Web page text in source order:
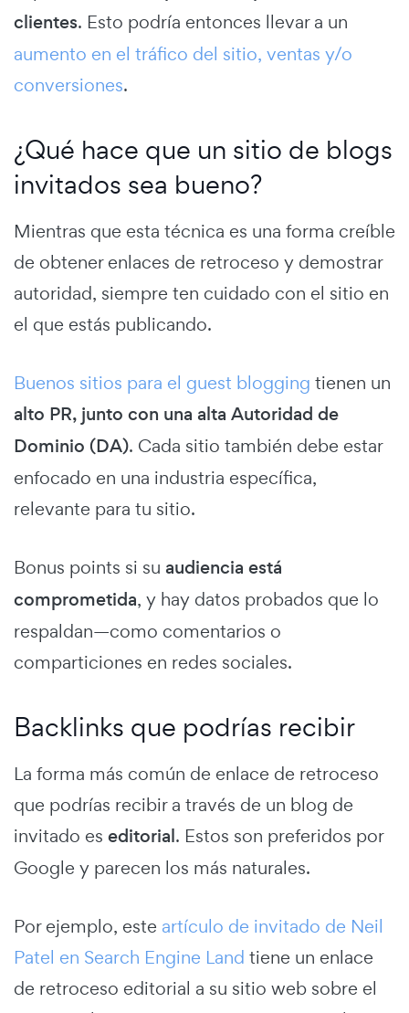
clientes. Esto podría entonces llevar a un
aumento en el tráfico del sitio, ventas y/o
conversiones.
¿Qué hace que un sitio de blogs
invitados sea bueno?
Mientras que esta técnica es una forma creíble
de obtener enlaces de retroceso y demostrar
autoridad, siempre ten cuidado con el sitio en
el que estás publicando.
Buenos sitios para el guest blogging tienen un
alto PR, junto con una alta Autoridad de
Dominio (DA). Cada sitio también debe estar
enfocado en una industria específica,
relevante para tu sitio.
Bonus points si su audiencia está
comprometida, y hay datos probados que lo
respaldan—como comentarios o
comparticiones en redes sociales.
Backlinks que podrías recibir
La forma más común de enlace de retroceso
que podrías recibir a través de un blog de
invitado es editorial. Estos son preferidos por
Google y parecen los más naturales.
Por ejemplo, este artículo de invitado de Neil
Patel en Search Engine Land tiene un enlace
de retroceso editorial a su sitio web sobre el